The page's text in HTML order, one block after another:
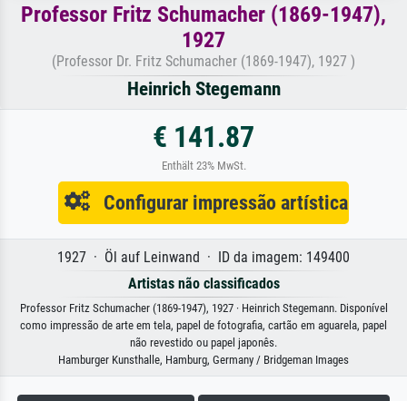
Professor Fritz Schumacher (1869-1947),
1927
(Professor Dr. Fritz Schumacher (1869-1947), 1927 )
Heinrich Stegemann
€ 141.87
Enthält 23% MwSt.
Configurar impressão artística
1927 · Öl auf Leinwand · ID da imagem: 149400
Artistas não classificados
Professor Fritz Schumacher (1869-1947), 1927 · Heinrich Stegemann. Disponível
como impressão de arte em tela, papel de fotografia, cartão em aguarela, papel
não revestido ou papel japonês.
Hamburger Kunsthalle, Hamburg, Germany / Bridgeman Images